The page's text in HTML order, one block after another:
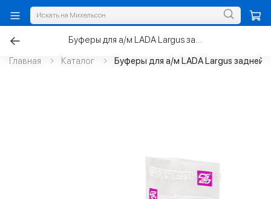
Главная Каталог Буферы для а/м LADA Largus задней